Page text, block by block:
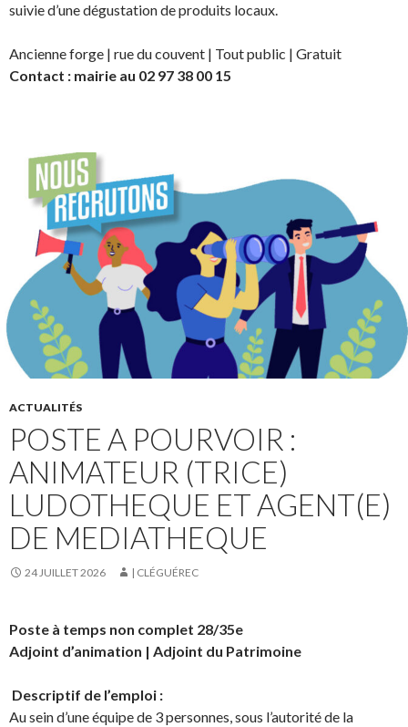
suivie d’une dégustation de produits locaux.
Ancienne forge | rue du couvent | Tout public | Gratuit
Contact : mairie au 02 97 38 00 15
ACTUALITÉS
POSTE A POURVOIR :
ANIMATEUR (TRICE)
LUDOTHEQUE ET AGENT(E)
DE MEDIATHEQUE
24 JUILLET 2026 | CLÉGUÉREC
Poste à temps non complet 28/35e
Adjoint d’animation | Adjoint du Patrimoine
Descriptif de l’emploi :
Au sein d’une équipe de 3 personnes, sous l’autorité de la